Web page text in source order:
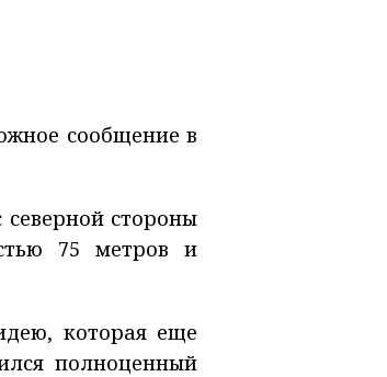
сообщение в
стороны
75 метров и
которая еще
полноценный